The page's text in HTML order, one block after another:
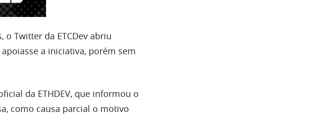
Twitter da ETCDev abriu
a iniciativa, porém sem
da ETHDEV, que informou o
como causa parcial o motivo